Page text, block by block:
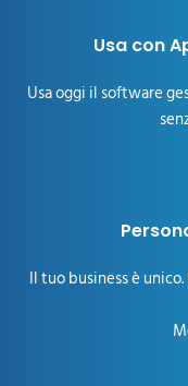
Usa con
Usa oggi il software
Il tuo business è